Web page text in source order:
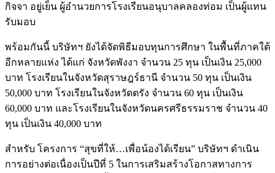
กิจจา อยู่เย็น ผู้อำนวยการโรงเรียนอนุบาลคลองท่อม เป็นผู้แทน
รับมอบ
พร้อมกันนี้ บริษัทฯ ยังได้จัดพิธีมอบทุนการศึกษา ในพื้นที่ภาคใต้
อีกหลายแห่ง ได้แก่ จังหวัดพังงา จำนวน 25 ทุน เป็นเงิน 25,000
บาท โรงเรียนในจังหวัดสุราษฎร์ธานี จำนวน 50 ทุน เป็นเงิน
50,000 บาท โรงเรียนในจังหวัดตรัง จำนวน 60 ทุน เป็นเงิน
60,000 บาท และโรงเรียนในจังหวัดนครศรีธรรมราช จำนวน 40
ทุน เป็นเงิน 40,000 บาท
สำหรับ โครงการ “สุขที่ให้…เพื่อน้องได้เรียน” บริษัทฯ ดำเนิน
การอย่างต่อเนื่องเป็นปีที่ 5 ในการเสริมสร้างโอกาสทางการ